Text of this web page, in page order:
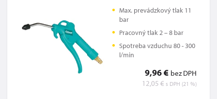
Max. prevádzkový tlak 11
bar
Pracovný tlak 2 – 8 bar
Spotreba vzduchu 80 - 300
l/min
9,96 € bez DPH
12,05 € s DPH (21 %)